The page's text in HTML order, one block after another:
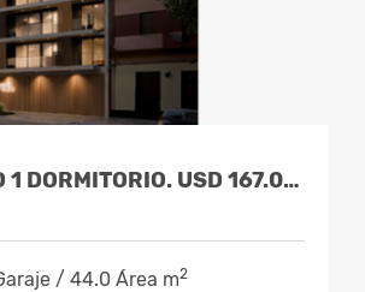
VENDE APARTAMENTO 1 DORMITORIO. USD 167.000
/ 44.0 Área m2